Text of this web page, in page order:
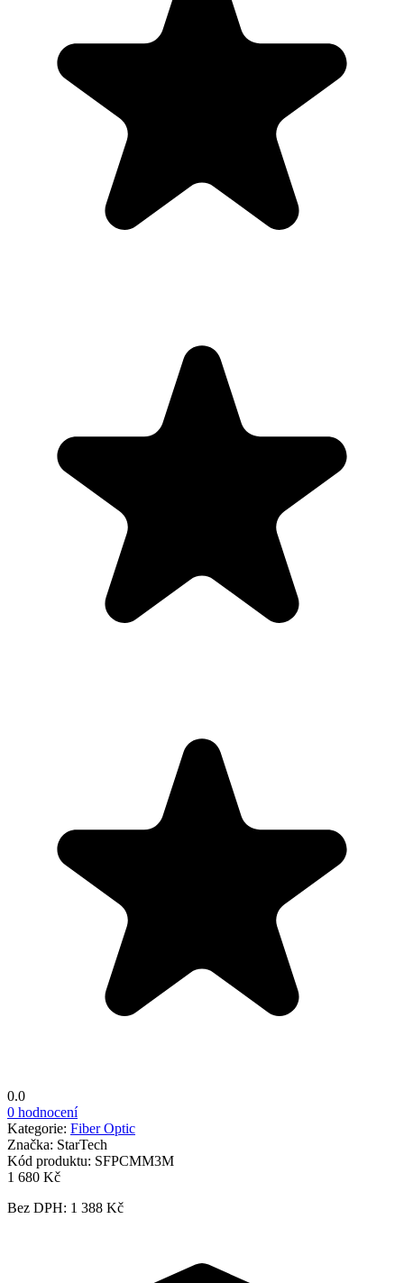
0.0
0 hodnocení
Kategorie: Fiber Optic
Značka: StarTech
Kód produktu: SFPCMM3M
1 680 Kč
Bez DPH: 1 388 Kč